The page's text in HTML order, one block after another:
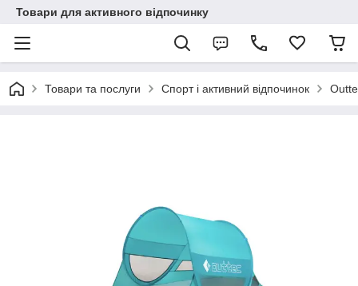
Товари для активного відпочинку
Товари та послуги Спорт і активний відпочинок